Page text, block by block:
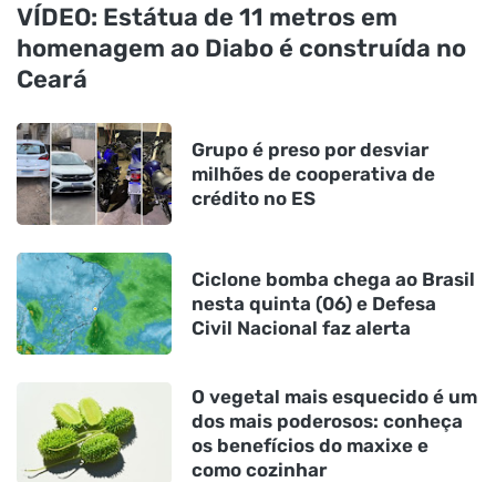
VÍDEO: Estátua de 11 metros em
homenagem ao Diabo é construída no
Ceará
Grupo é preso por desviar
milhões de cooperativa de
crédito no ES
Ciclone bomba chega ao Brasil
nesta quinta (06) e Defesa
Civil Nacional faz alerta
O vegetal mais esquecido é um
dos mais poderosos: conheça
os benefícios do maxixe e
como cozinhar